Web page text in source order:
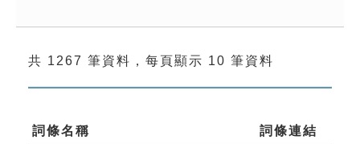
成語故事
索引選單
單字索引
共 1267 筆資料，每頁顯示 10 筆資料
詞條名稱 詞條連結